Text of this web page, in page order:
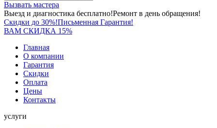
Вызвать мастера
Выезд и диагностика бесплатно!Ремонт в день обращения!
Скидки до 30%!Письменная Гарантия!
ВАМ СКИДКА 15%
Главная
О компании
Гарантия
Скидки
Оплата
Цены
Контакты
услуги